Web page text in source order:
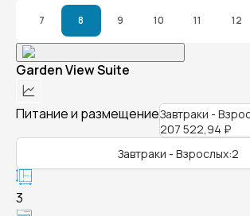
7 8 9 10 11 12
Garden View Suite
Питание и размещениеЗавтраки -
207 522,94 ₽
Завтраки - Взрослых:2
3